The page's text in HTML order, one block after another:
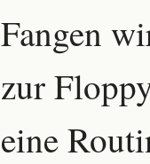
Fangen
zur
eine